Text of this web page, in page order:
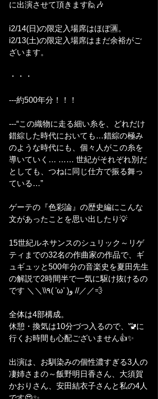
に出演させて頂きます🙋🎶
ℹ️2/14(日)の限定入場席はほぼ🈵。
ℹ️2/13(土)の限定入場席はまだ余裕がご
ざいます。
・・・
---約500年分！！！
---“この織物に走る細い糸を、どれだけ
錯綜した時代においても…錯綜の極み
のような時代にも、個々人がこの糸を
導いていく… …… 世紀がそれぞれ別だ
としても、つねに同じ仕方で振る舞っ
ている…”
ゲーテの『色彩論』の歴史編にこんな
文があったことを思い出したり💡
15世紀ルネサンスのシュリック～リゲ
ティまでの32名の作曲家の作品で、ギ
ュギュッと500年分の音楽史を夏田先生
の解説で2時間半で一気に駆け抜けるの
です ＼＼\\٩( 'ω' )و //／／💨
全体は4部構成。
休憩・換気は10分づつ入るので、🚾に
行くお時間も心配ございません👍✨
出演は、お馴染みの個性濃すぎる3人の
凄姉さまの～飯野明日香さん、大須賀
かおりさん、安田結衣子さんと私の4人